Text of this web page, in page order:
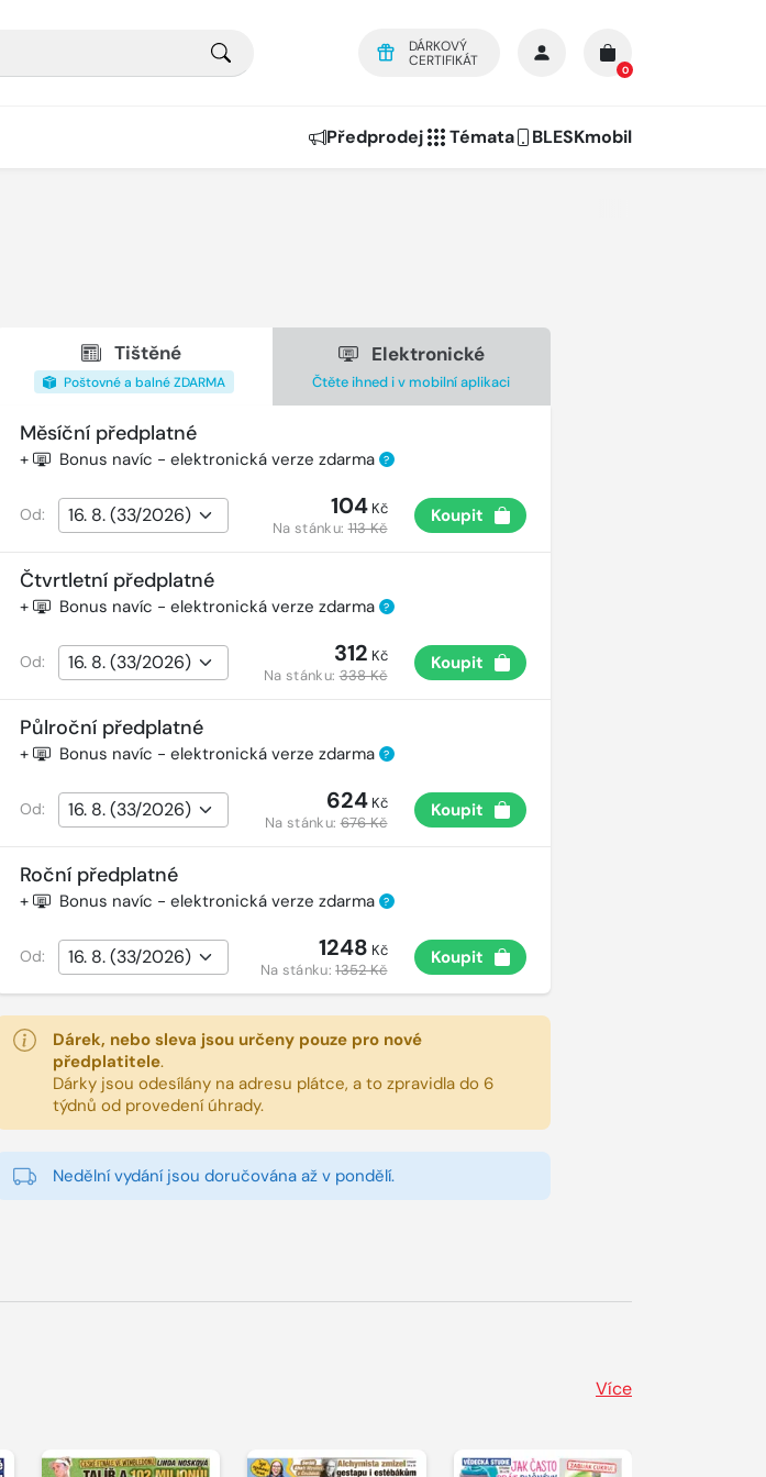
DÁRKOVÝ
CERTIFIKÁT
0
Předprodej Témata BLESKmobil
Tištěné
Poštovné a balné ZDARMA
Elektronické
Čtěte ihned i v mobilní aplikaci
Měsíční předplatné
+ Bonus navíc - elektronická verze zdarma ?
Od: 104Kč
Na stánku:113 Kč
Koupit
Čtvrtletní předplatné
+ Bonus navíc - elektronická verze zdarma ?
Od: 312 Kč
Na stánku:338 Kč
Koupit
Půlroční předplatné
+ Bonus navíc - elektronická verze zdarma ?
Od: 624Kč
Na stánku:676 Kč
Koupit
Roční předplatné
+ Bonus navíc - elektronická verze zdarma ?
Od: 1248 Kč
Na stánku:1352 Kč
Koupit
Dárek, nebo sleva jsou určeny pouze pro nové
předplatitele.
Dárky jsou odesílány na adresu plátce, a to zpravidla do 6
týdnů od provedení úhrady.
Nedělní vydání jsou doručována až v pondělí.
Více